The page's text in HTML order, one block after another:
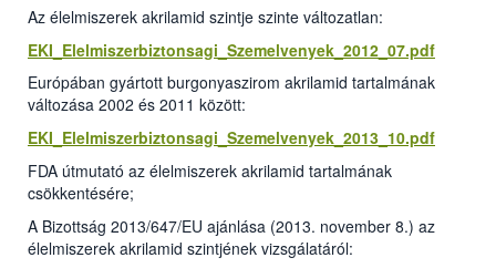
Az élelmiszerek akrilamid szintje szinte változatlan:
EKI_Elelmiszerbiztonsagi_Szemelvenyek_2012_07.pdf
Európában gyártott burgonyaszirom akrilamid tartalmának
változása 2002 és 2011 között:
EKI_Elelmiszerbiztonsagi_Szemelvenyek_2013_10.pdf
FDA útmutató az élelmiszerek akrilamid tartalmának
csökkentésére;
A Bizottság 2013/647/EU ajánlása (2013. november 8.) az
élelmiszerek akrilamid szintjének vizsgálatáról: